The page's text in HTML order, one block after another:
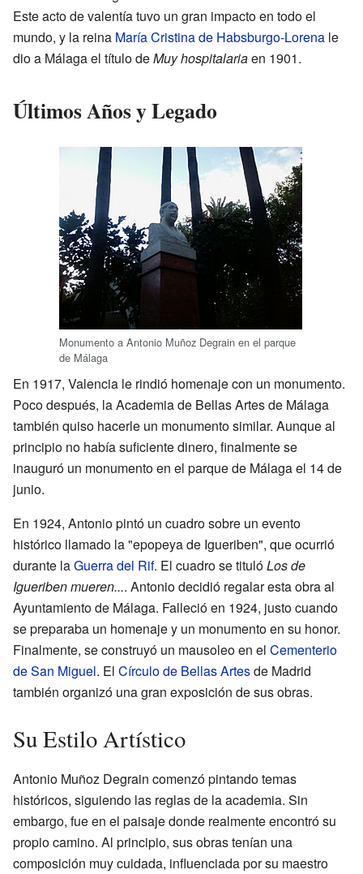
Este acto de valentía tuvo un gran impacto en todo el
mundo, y la reina María Cristina de Habsburgo-Lorena le
dio a Málaga el título deMuy hospitalariaen 1901.
Últimos Años y Legado
Monumento a Antonio Muñoz Degrain en el parque
de Málaga
En 1917, Valencia le rindió homenaje con un monumento.
Poco después, la Academia de Bellas Artes de Málaga
también quiso hacerle un monumento similar. Aunque al
principio no había suficiente dinero, finalmente se
inauguró un monumento en el parque de Málaga el 14 de
junio.
En 1924, Antonio pintó un cuadro sobre un evento
histórico llamado la "epopeya de Igueriben", que ocurrió
durante laGuerra del Rif. El cuadro se titulóLos de
Igueriben mueren.... Antonio decidió regalar esta obra al
Ayuntamiento de Málaga. Falleció en 1924, justo cuando
se preparaba un homenaje y un monumento en su honor.
Finalmente, se construyó un mausoleo en el Cementerio
de San Miguel. El Círculo de Bellas Artesde Madrid
también organizó una gran exposición de sus obras.
Su Estilo Artístico
Antonio Muñoz Degrain comenzó pintando temas
históricos, siguiendo las reglas de la academia. Sin
embargo, fue en el paisaje donde realmente encontró su
propio camino. Al principio, sus obras tenían una
composición muy cuidada, influenciada por su maestro